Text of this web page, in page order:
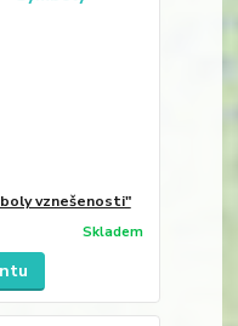
vznešenosti"
Skladem